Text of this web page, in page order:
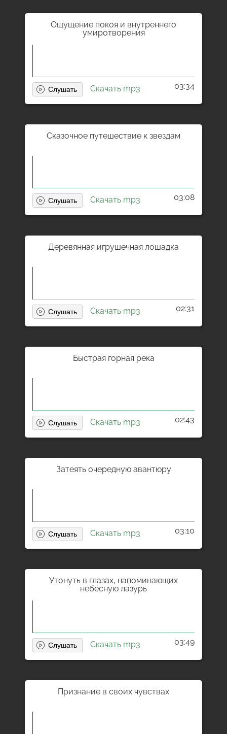
Ощущение покоя и внутреннего
умиротворения
Скачать mp3 03:34
Сказочное путешествие к звездам
Скачать mp3 03:08
Деревянная игрушечная лошадка
Скачать mp3 02:31
Быстрая горная река
Скачать mp3 02:43
Затеять очередную авантюру
Скачать mp3 03:10
Утонуть в глазах, напоминающих
небесную лазурь
Скачать mp3 03:49
Признание в своих чувствах